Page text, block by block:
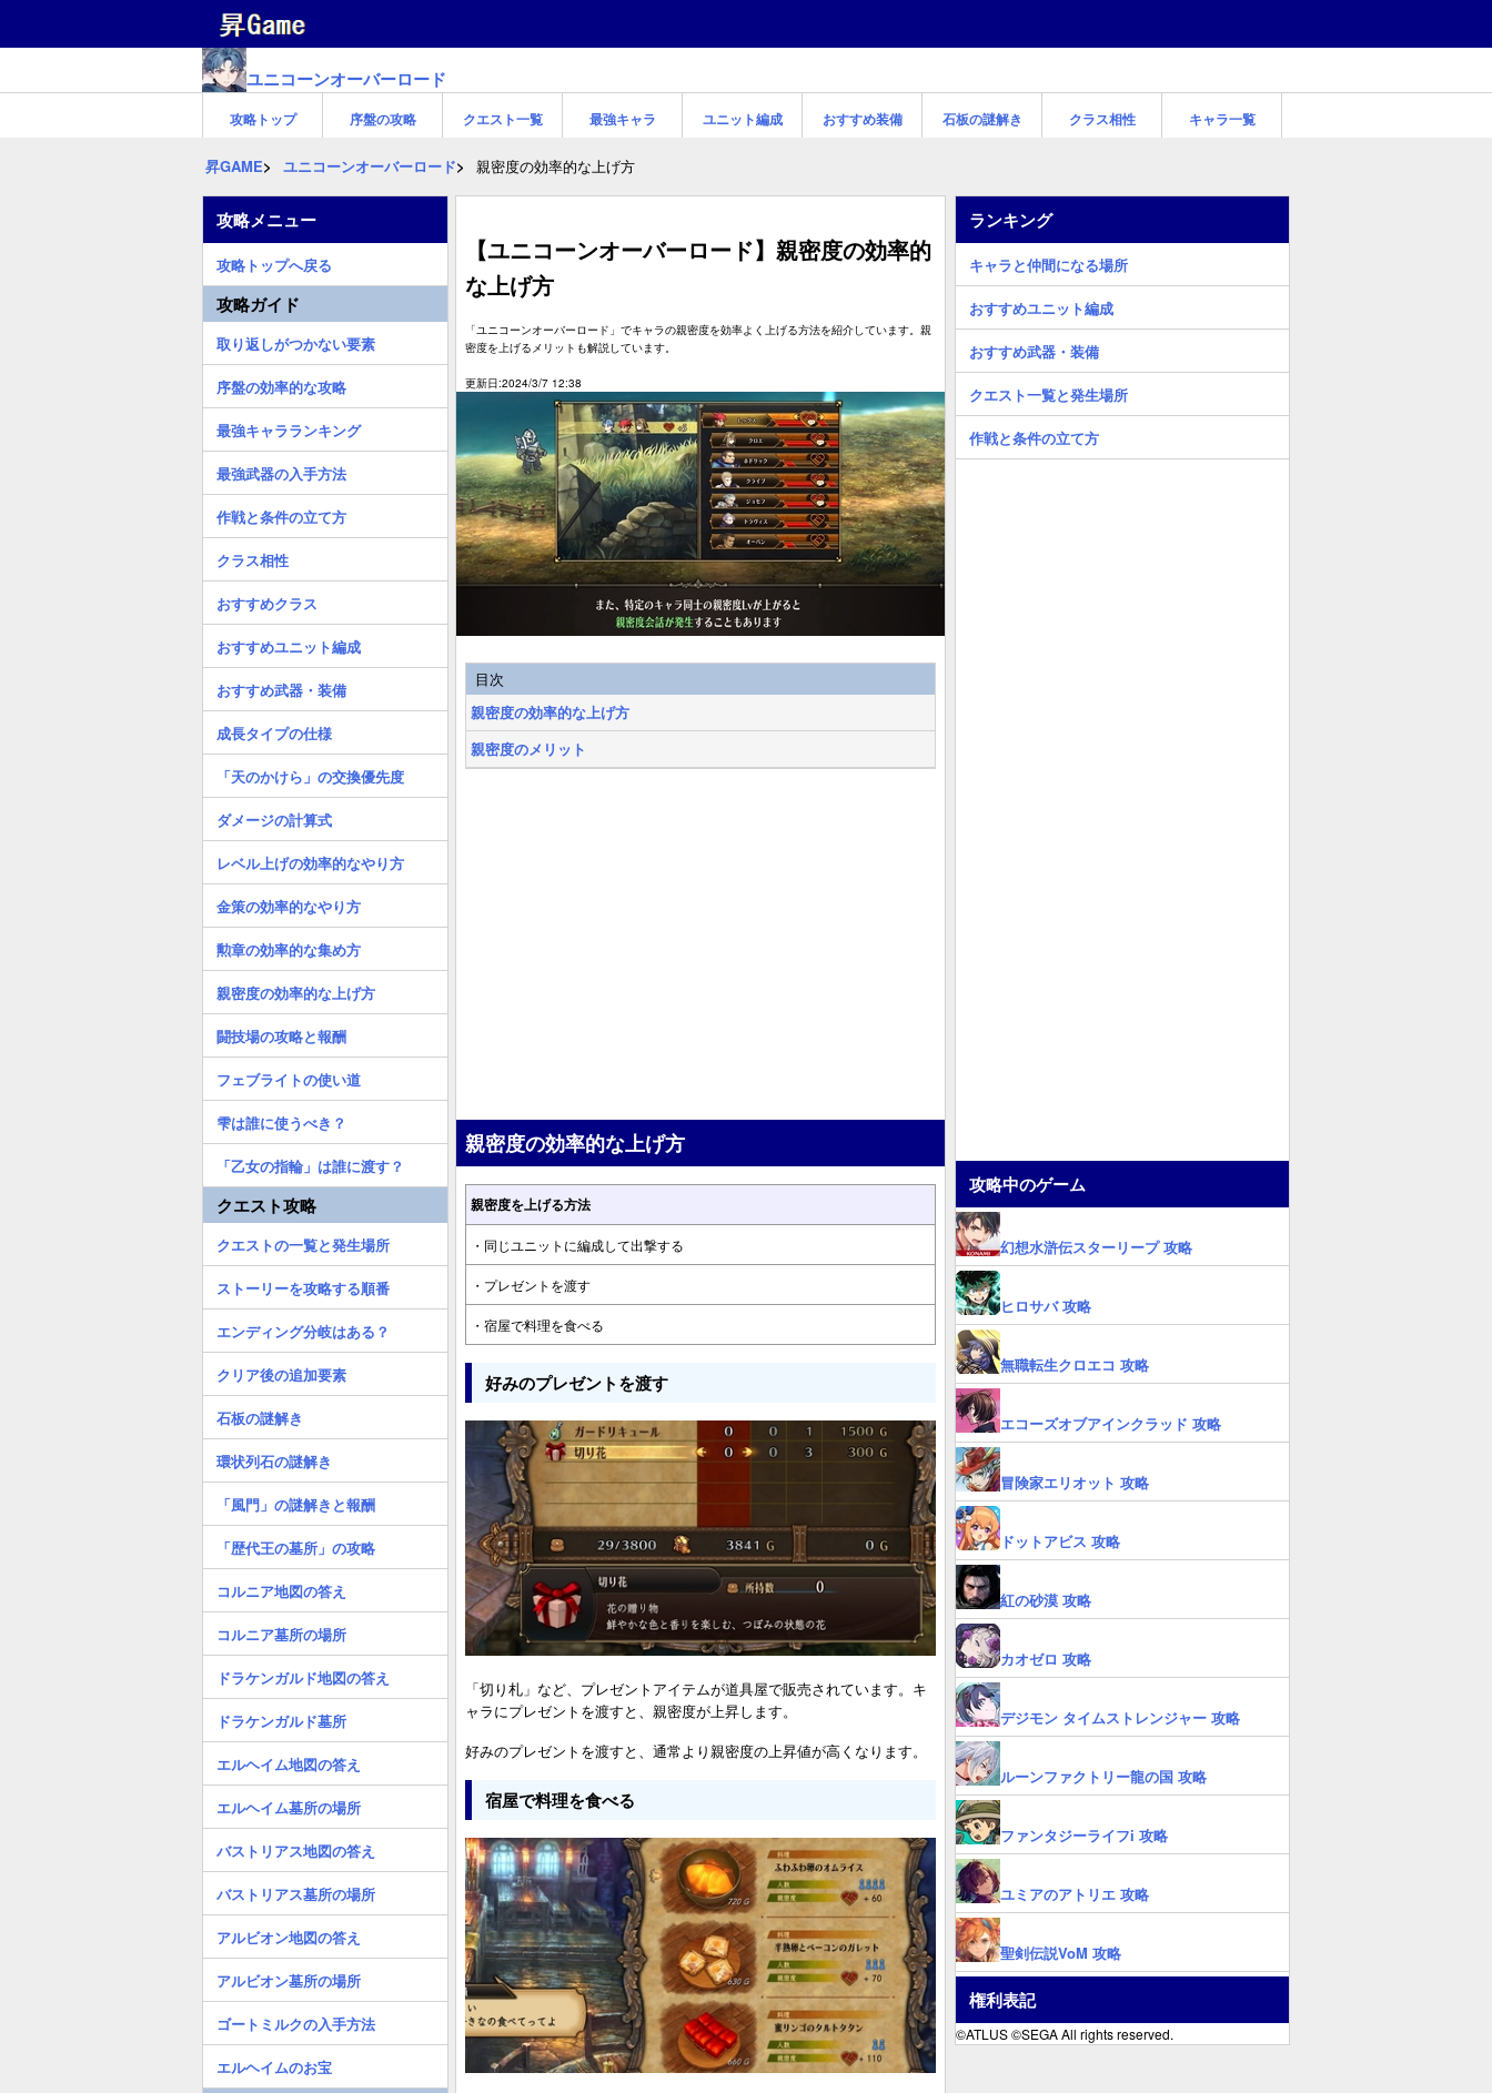
ユニコーンオーバーロード
攻略トップ 序盤の攻略 クエスト一覧 最強キャラ ユニット編成 おすすめ装備 石板の謎解き クラス相性 キャラ一覧
昇GAME ユニコーンオーバーロード 親密度の効率的な上げ方
【ユニコーンオーバーロード】親密度の効率的
な上げ方
「ユニコーンオーバーロード」でキャラの親密度を効率よく上げる方法を紹介しています。親
密度を上げるメリットも解説しています。
更新日:2024/3/7 12:38
目次
親密度の効率的な上げ方
親密度のメリット
親密度の効率的な上げ方
親密度を上げる方法
・同じユニットに編成して出撃する
・プレゼントを渡す
・宿屋で料理を食べる
好みのプレゼントを渡す
「切り札」など、プレゼントアイテムが道具屋で販売されています。キ
ャラにプレゼントを渡すと、親密度が上昇します。
好みのプレゼントを渡すと、通常より親密度の上昇値が高くなります。
宿屋で料理を食べる
攻略メニュー
攻略トップへ戻る
攻略ガイド
取り返しがつかない要素
序盤の効率的な攻略
最強キャラランキング
最強武器の入手方法
作戦と条件の立て方
クラス相性
おすすめクラス
おすすめユニット編成
おすすめ武器・装備
成長タイプの仕様
「天のかけら」の交換優先度
ダメージの計算式
レベル上げの効率的なやり方
金策の効率的なやり方
勲章の効率的な集め方
親密度の効率的な上げ方
闘技場の攻略と報酬
フェブライトの使い道
雫は誰に使うべき？
「乙女の指輪」は誰に渡す？
クエスト攻略
クエストの一覧と発生場所
ストーリーを攻略する順番
エンディング分岐はある？
クリア後の追加要素
石板の謎解き
環状列石の謎解き
「風門」の謎解きと報酬
「歴代王の墓所」の攻略
コルニア地図の答え
コルニア墓所の場所
ドラケンガルド地図の答え
ドラケンガルド墓所
エルヘイム地図の答え
エルヘイム墓所の場所
バストリアス地図の答え
バストリアス墓所の場所
アルビオン地図の答え
アルビオン墓所の場所
ゴートミルクの入手方法
エルヘイムのお宝
ランキング
キャラと仲間になる場所
おすすめユニット編成
おすすめ武器・装備
クエスト一覧と発生場所
作戦と条件の立て方
攻略中のゲーム
幻想水滸伝スターリープ 攻略
ヒロサバ 攻略
無職転生クロエコ 攻略
エコーズオブアインクラッド 攻略
冒険家エリオット 攻略
ドットアビス 攻略
紅の砂漠 攻略
カオゼロ 攻略
デジモン タイムストレンジャー 攻略
ルーンファクトリー龍の国 攻略
ファンタジーライフi 攻略
ユミアのアトリエ 攻略
聖剣伝説VoM 攻略
権利表記
©ATLUS ©SEGA All rights reserved.